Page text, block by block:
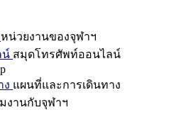
หน่วยงานของจุฬาฯ
น์ สมุดโทรศัพท์ออนไลน์
ง แผนที่และการเดินทาง
งานกับจุฬาฯ